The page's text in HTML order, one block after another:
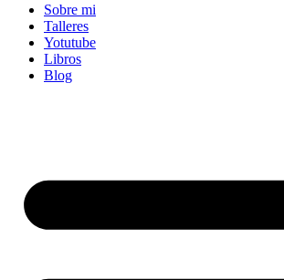
Sobre mi
Talleres
Yotutube
Libros
Blog